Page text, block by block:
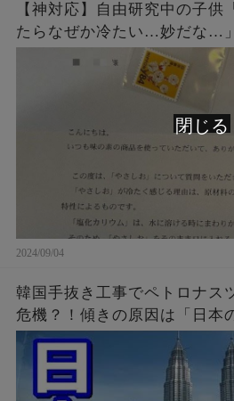
【神対応】自由研究中の子供
たらなぜか冷たい…妙だな
にメールではなく直接手紙を
◯◯◯をもらう！
2024/09/04
韓国手抜き工事でペトロナス
危機？！傾きの原因は「日本
たニダ！」
閉じる